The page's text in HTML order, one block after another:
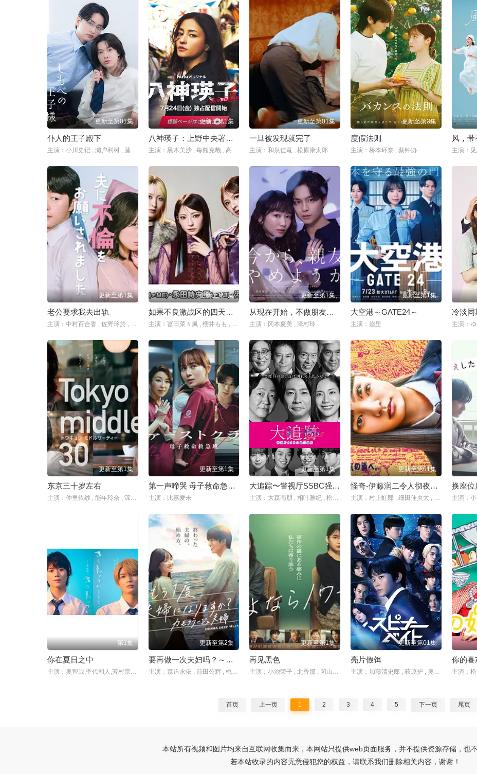
更新至第01集
仆人的王子殿下
主演：小川史记 , 濑户利树 , 藤林泰也 , 清水海李 , 山中聪
更新至第1集
八神瑛子：上野中央署组织犯罪对策课
主演：黑木美沙 , 每熊克哉 , 高良健吾 , 池内博之 , 小岛健 , 凉 , 藤木直人 , 奥田瑛二
更新至第01集
一旦被发现就完了
主演：和泉佳竜 , 松原康太郎
更新至第3集
度假法则
主演：桥本环奈 , 蔡钟协
风，
更新至第1集
老公要求我去出轨
主演：中村百合香 , 佐野玲於 , 山野海 , 叶山奖之 , 滨津隆之 , 桥本美敦子 , 横野堇
更新至第3集
如果不良激战区的四天王转生成了偶像团体？
主演：冨田菜々風 , 櫻井もも , 鈴木瞳美 , 蟹沢萌子 , 谷崎早耶 , 本田珠由記 , 落合希来里 , 尾木波菜 , 永田詩央里 , 河口夏音 , 川中子奈月心 , 塚地武雅
更新至第1集
从现在开始，不做朋友了吧。
主演：冈本夏美 , 泽村玲
更新至第1集
大空港～GATE24～
主演：趣里
冷淡同
更新至第1集
东京三十岁左右
主演：仲里依纱 , 能年玲奈 , 深川麻衣 , 渡边大知 , 朝井大智 , 风间俊介
更新至第1集
第一声啼哭 母子救命急救班
主演：比嘉爱未
更新至第1集
大追踪〜警视厅SSBC强行犯系〜 第二季
主演：大森南朋 , 相叶雅纪 , 松下奈绪
更新至第01集
怪奇-伊藤润二令人彻夜难眠的奇异故事
主演：村上虹郎 , 细田佳央太 , 真木阳子 , 圆井湾 , 坂元爱登 , 石原良纯 , 杉田雷麟 , 中村里帆 , 樋口日奈 , 山崎七海 , 齐藤渚 , 斋藤润 , 恒松祐里 主演：
第1集
你在夏日之中
主演：奥智哉,杢代和人,芳村宗治郎
更新至第2集
要再做一次夫妇吗？～伪装夫妇～
主演：森迫永依 , 前田公辉 , 桃月梨子 , 武田航平 , 岛崎遥香 , 滨田麻里 , 高岛礼子
更新至第1集
再见黑色
主演：小池荣子 , 北香那 , 冈山天音 , 户田惠子 , 渡部笃郎
更新至第01集
亮片假饵
主演：加藤清史郎 , 萩原护 , 奥野壮 , 高桥侃 , 伊藤明日阳 , 桃儿 , 吉泽要人 , 骏河太郎 , 南琴奈 , 吉田晴登 , 仲野温 , 吉村界人
你的喜
首页 上一页 1 2 3 4 5 下一页 尾页
本站所有视频和图片均来自互联网收集而来，本网站只提供web页面服务，并不提供资源存储，也
若本站收录的内容无意侵犯您的权益，请联系我们删除相关内容，谢谢！